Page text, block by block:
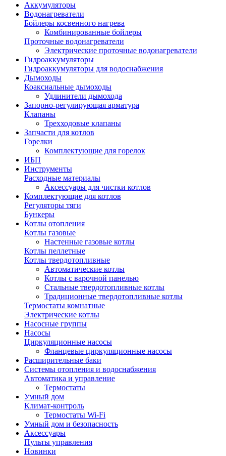
Аккумуляторы
Водонагреватели
Бойлеры косвенного нагрева
Комбинированные бойлеры
Проточные водонагреватели
Электрические проточные водонагреватели
Гидроаккумуляторы
Гидроаккумуляторы для водоснабжения
Дымоходы
Коаксиальные дымоходы
Удлинители дымохода
Запорно-регулирующая арматура
Клапаны
Трехходовые клапаны
Запчасти для котлов
Горелки
Комплектующие для горелок
ИБП
Инструменты
Расходные материалы
Аксессуары для чистки котлов
Комплектующие для котлов
Регуляторы тяги
Бункеры
Котлы отопления
Котлы газовые
Настенные газовые котлы
Котлы пеллетные
Котлы твердотопливные
Автоматические котлы
Котлы с варочной панелью
Стальные твердотопливные котлы
Традиционные твердотопливные котлы
Термостаты комнатные
Электрические котлы
Насосные группы
Насосы
Циркуляционные насосы
Фланцевые циркуляционные насосы
Расширительные баки
Системы отопления и водоснабжения
Автоматика и управление
Термостаты
Умный дом
Климат-контроль
Термостаты Wi-Fi
Умный дом и безопасность
Аксессуары
Пульты управления
Новинки